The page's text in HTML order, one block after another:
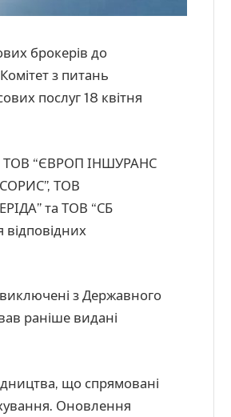
брокерів до
з питань
послуг 18 квітня
ТОВ “ЄВРОП ІНШУРАНС
ТОВ
та ТОВ “СБ
з Державного
раніше видані
що спрямовані
Оновлення